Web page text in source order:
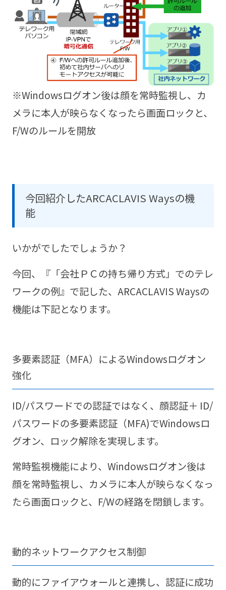
※Windowsログオン後は顔を常時監視し、カ
メラに本人が映らなくなったら画面ロックと、
F/Wのルールを開放
今回紹介したARCACLAVIS Waysの機
能
いかがでしたでしょうか？
今回、『「会社ＰＣの持ち帰り方式」でのテレ
ワークの例』で記した、ARCACLAVIS Waysの
機能は下記となります。
多要素認証（MFA）によるWindowsログオン
強化
ID/パスワードでの認証ではなく、顔認証＋ ID/
パスワードの多要素認証（MFA)でWindowsロ
グオン、ロック解除を実現します。
常時監視機能により、Windowsログオン後は
顔を常時監視し、カメラに本人が映らなくなっ
たら画面ロックと、F/Wの経路を閉鎖します。
動的ネットワークアクセス制御
動的にファイアウォールと連携し、認証に成功